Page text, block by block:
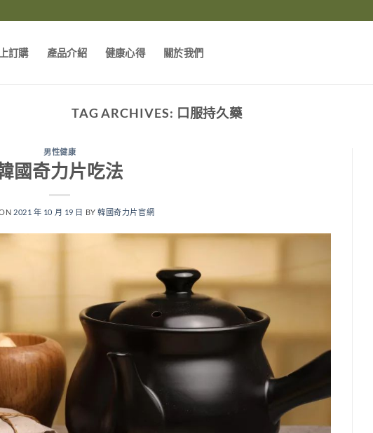
訂購 產品介紹 健康心得 關於我們
TAG ARCHIVES: 口服持久藥
男性健康
國奇力片吃法
2021 年 10 月 19 日 BY韓國奇力片官網